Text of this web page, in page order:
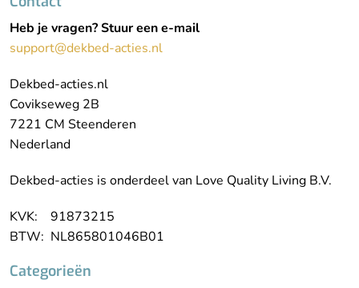
Heb je vragen? Stuur een e-mail
support@dekbed-acties.nl
Dekbed-acties.nl
Covikseweg 2B
7221 CM Steenderen
Nederland
Dekbed-acties is onderdeel van Love Quality Living B.V.
KVK: 91873215
BTW: NL865801046B01
Categorieën